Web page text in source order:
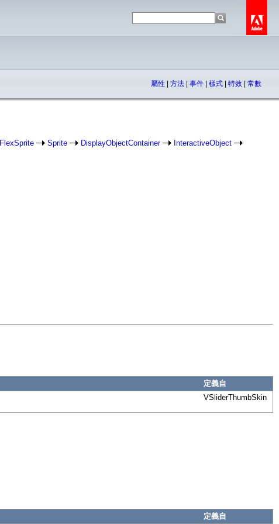
屬性 方法 事件 樣式 特效 常數
FlexSprite Sprite DisplayObjectContainer
InteractiveObject
定義自
VSliderThumbSkin
定義自